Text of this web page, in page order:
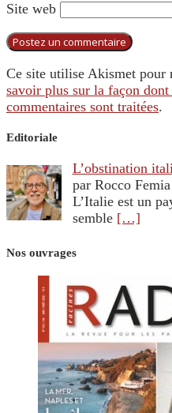
Site web
Ce site utilise Akismet pour
savoir plus sur la façon dont
commentaires sont traitées.
Editoriale
L’obstination
par Rocco Femia
L’Italie est un
semble […]
Nos ouvrages